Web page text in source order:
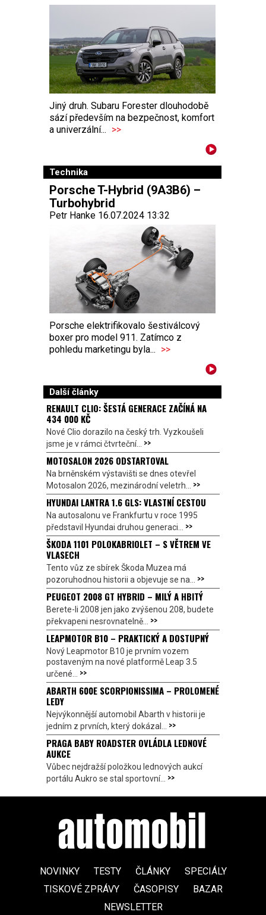
Jiný druh. Subaru Forester dlouhodobě
sází především na bezpečnost, komfort
a univerzální... >>
Technika
Porsche T-Hybrid (9A3B6) –
Turbohybrid
Petr Hanke 16.07.2024 13:32
Porsche elektrifikovalo šestiválcový
boxer pro model 911. Zatímco z
pohledu marketingu byla... >>
Další články
RENAULT CLIO: ŠESTÁ GENERACE ZAČÍNÁ NA
434 000 KČ
Nové Clio dorazilo na český trh. Vyzkoušeli
jsme je v rámci čtvrteční... >>
MOTOSALON 2026 ODSTARTOVAL
Na brněnském výstavišti se dnes otevřel
Motosalon 2026, mezinárodní veletrh... >>
HYUNDAI LANTRA 1.6 GLS: VLASTNÍ CESTOU
Na autosalonu ve Frankfurtu v roce 1995
představil Hyundai druhou generaci... >>
ŠKODA 1101 POLOKABRIOLET – S VĚTREM VE
VLASECH
Tento vůz ze sbírek Škoda Muzea má
pozoruhodnou historii a objevuje se na... >>
PEUGEOT 2008 GT HYBRID – MILÝ A HBITÝ
Berete-li 2008 jen jako zvýšenou 208, budete
překvapeni nesrovnatelně... >>
LEAPMOTOR B10 – PRAKTICKÝ A DOSTUPNÝ
Nový Leapmotor B10 je prvním vozem
postaveným na nové platformě Leap 3.5
určené... >>
ABARTH 600E SCORPIONISSIMA – PROLOMENÉ
LEDY
Nejvýkonnější automobil Abarth v historii je
jedním z prvních, který dokázal... >>
PRAGA BABY ROADSTER OVLÁDLA LEDNOVÉ
AUKCE
Vůbec nejdražší položkou lednových aukcí
portálu Aukro se stal sportovní... >>
NOVINKY TESTY ČLÁNKY
SPECIÁLY
TISKOVÉ ZPRÁVY
ČASOPISY
BAZAR
NEWSLETTER